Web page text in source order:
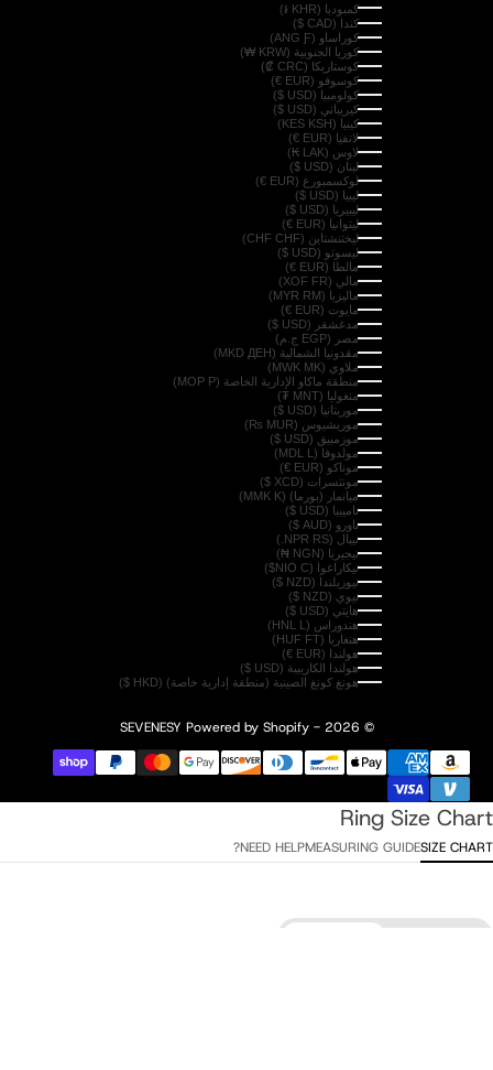
كمبوديا (KHR ៛)
كندا (CAD $)
كوراساو (ANG Ƒ)
كوريا الجنوبية (KRW ₩)
كوستاريكا (CRC ₡)
كوسوفو (EUR €)
كولومبيا (USD $)
كيريباتي (USD $)
كينيا (KES KSH)
لاتفيا (EUR €)
لاوس (LAK ₭)
لبنان (USD $)
لوكسمبورغ (EUR €)
ليبيا (USD $)
ليبيريا (USD $)
ليتوانيا (EUR €)
ليختنشتاين (CHF CHF)
ليسوتو (USD $)
مالطا (EUR €)
مالي (XOF FR)
ماليزيا (MYR RM)
مايوت (EUR €)
مدغشقر (USD $)
مصر (EGP ج.م)
مقدونيا الشمالية (MKD ДЕН)
ملاوي (MWK MK)
منطقة ماكاو الإدارية الخاصة (MOP P)
منغوليا (MNT ₮)
موريتانيا (USD $)
موريشيوس (MUR ₨)
موزمبيق (USD $)
مولدوفا (MDL L)
موناكو (EUR €)
مونتسرات (XCD $)
ميانمار (بورما) (MMK K)
ناميبيا (USD $)
ناورو (AUD $)
نيبال (NPR RS.)
نيجيريا (NGN ₦)
نيكاراغوا (NIO C$)
نيوزيلندا (NZD $)
نيوي (NZD $)
هايتي (USD $)
هندوراس (HNL L)
هنغاريا (HUF FT)
هولندا (EUR €)
هولندا الكاريبية (USD $)
هونغ كونغ الصينية (منطقة إدارية خاصة) (HKD $)
© 2026 - SEVENESY
Powered by Shopify
Ring Size Chart
SIZE CHART
MEASURING GUIDE
NEED HELP?